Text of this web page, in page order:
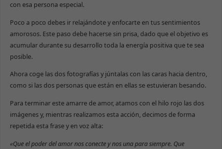
con esa persona especial.
Poco a poco debes ir relajándote y enfocarte en tus sentimientos
amorosos. Este paso debe hacerse sin prisa, dado que el objetivo es
acumular durante su desarrollo toda la energía positiva que te sea
posible.
Ahora coge las dos fotografías y júntalas con las caras hacia dentro,
como si las dos personas que están en ellas se estuvieran besando.
Para terminar este amarre de amor, atamos con el hilo rojo las dos
imágenes y, mientras realizamos esta acción, decimos de forma
repetida esta frase y en voz alta:
«Que el poder del amor nos conecte y nos una para siempre. Que